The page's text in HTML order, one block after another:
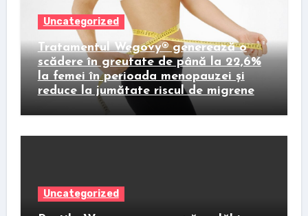
Uncategorized
Tratamentul Wegovy® generează o
scădere în greutate de până la 22,6%
la femei în perioada menopauzei și
reduce la jumătate riscul de migrene
Uncategorized